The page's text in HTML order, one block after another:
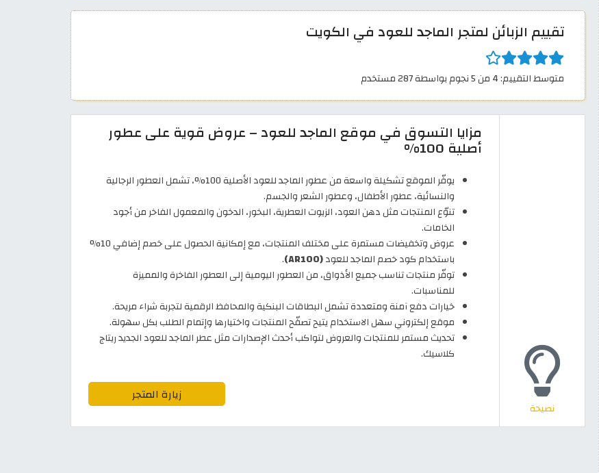
تقييم الزبائن لمتجر الماجد للعود في الكويت
متوسط التقييم: 4 من 5 نجوم بواسطة 287 مستخدم
نصيحة
مزايا التسوق في موقع الماجد للعود – عروض قوية على عطور
أصلية 100%
يوفّر الموقع تشكيلة واسعة من عطور الماجد للعود الأصلية 100%، تشمل العطور الرجالية
والنسائية، عطور الأطفال، وعطور الشعر والجسم.
تنوّع المنتجات مثل دهن العود، الزيوت العطرية، البخور، الدخون والمعمول الفاخر من أجود
الخامات.
عروض وتخفيضات مستمرة على مختلف المنتجات، مع إمكانية الحصول على خصم إضافي 10%
باستخدام كود خصم الماجد للعود(AR100)
.
توفّر منتجات تناسب جميع الأذواق، من العطور اليومية إلى العطور الفاخرة والمميزة
للمناسبات.
خيارات دفع آمنة ومتعددة تشمل البطاقات البنكية والمحافظ الرقمية لتجربة شراء مريحة.
موقع إلكتروني سهل الاستخدام يتيح تصفّح المنتجات واختيارها وإتمام الطلب بكل سهولة.
تحديث مستمر للمنتجات والعروض لتواكب أحدث الإصدارات مثل عطر الماجد للعود الجديد ريتاج
كلاسيك.
زيارة المتجر